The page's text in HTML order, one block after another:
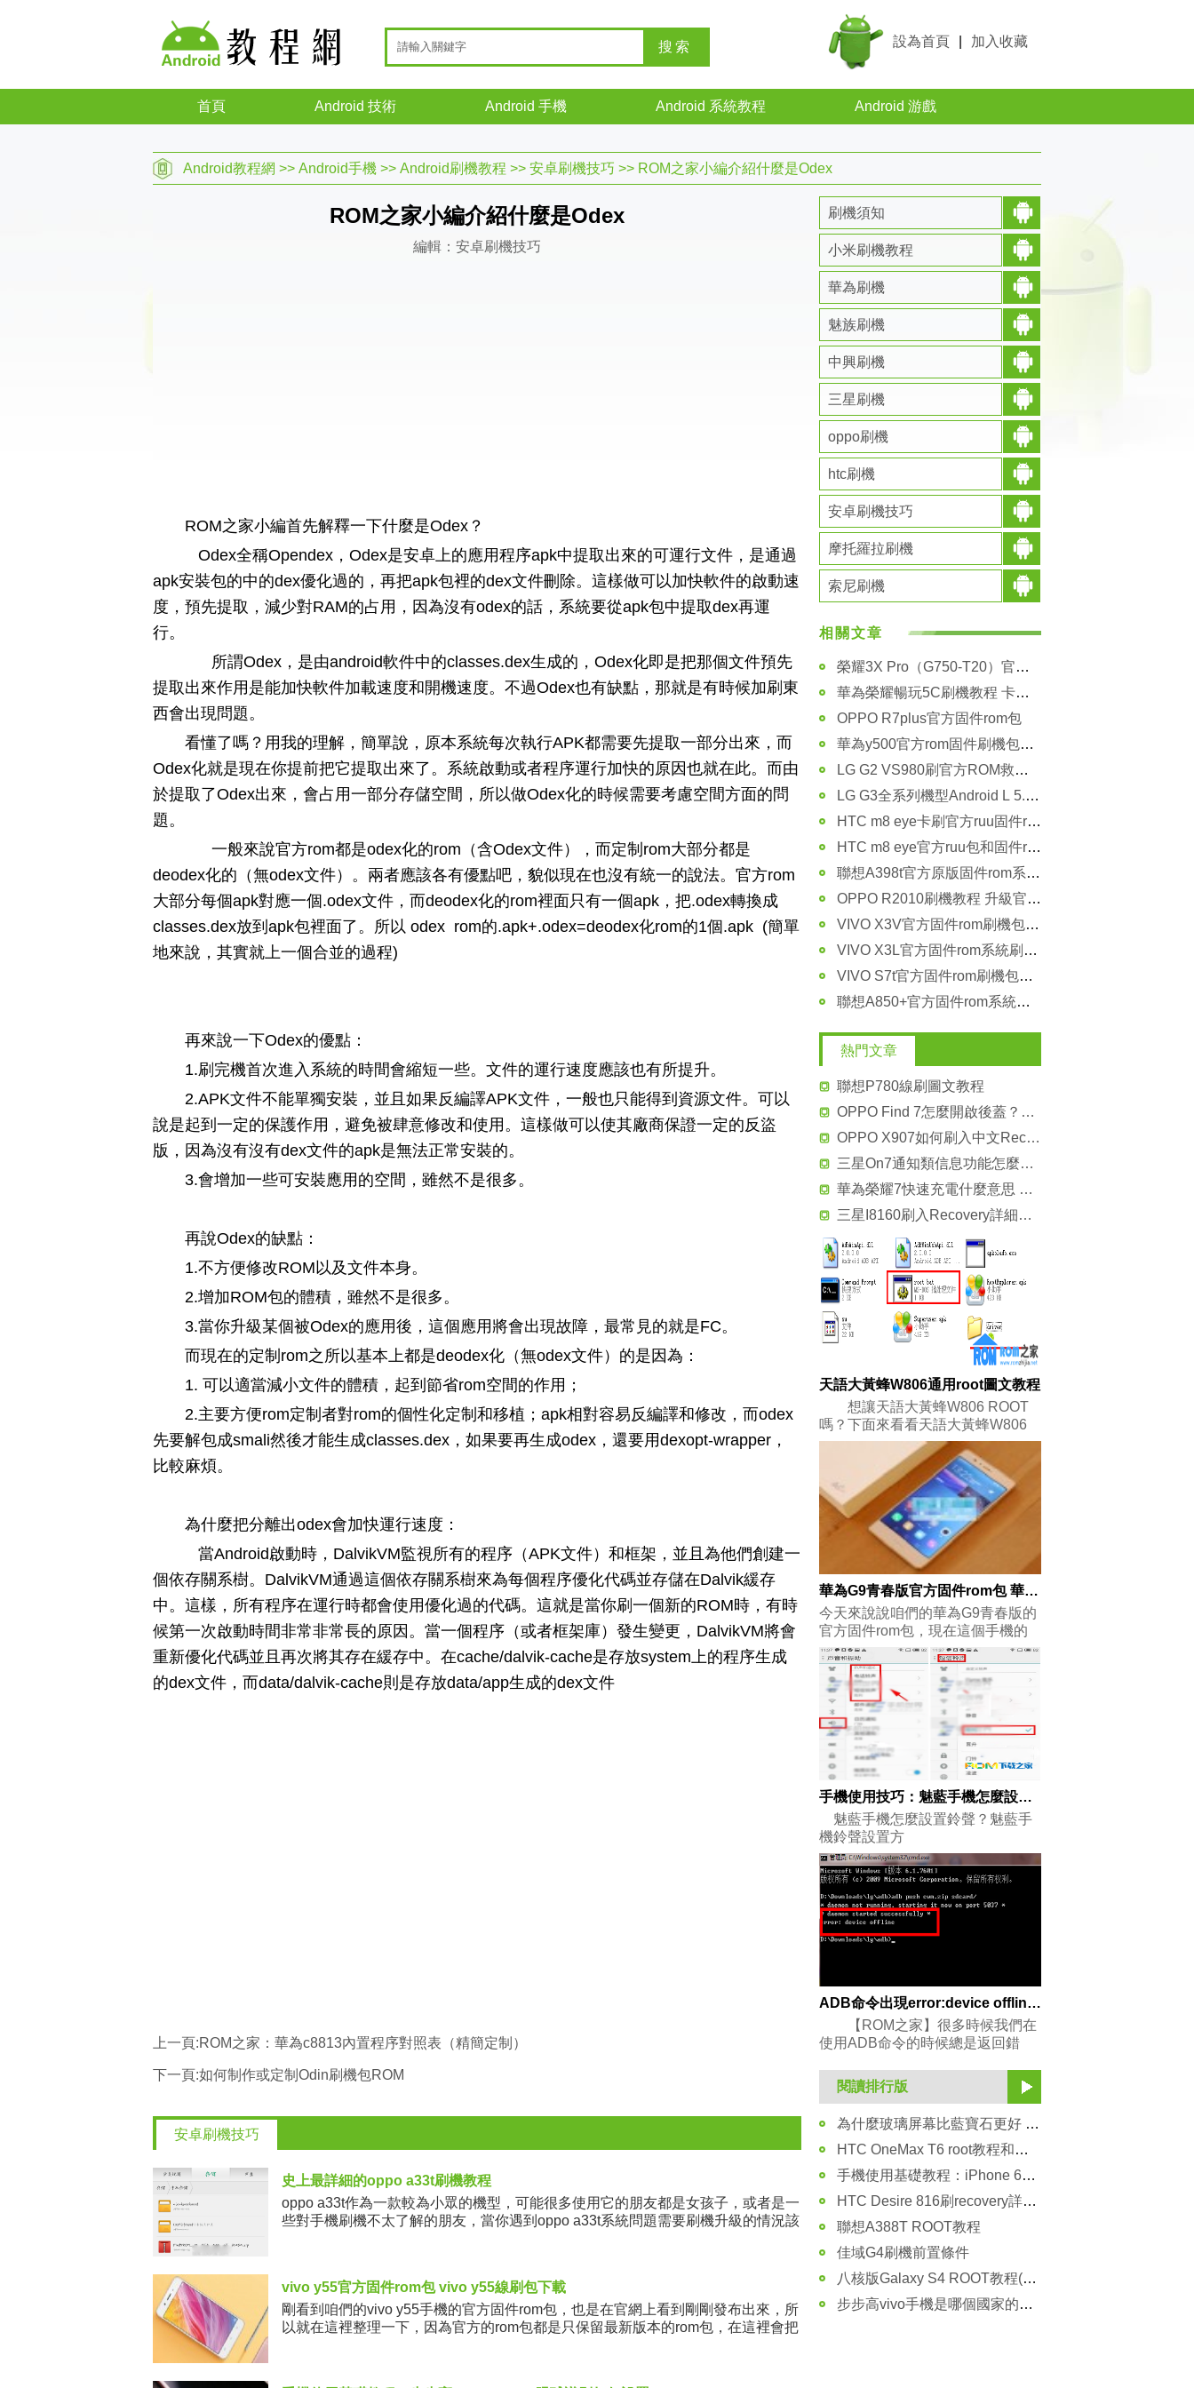
設為首頁 加入收藏
首頁 Android 技術 Android 手機 Android 系統教程 Android 游戲
Android教程網 >> Android手機 >> Android刷機教程 >> 安卓刷機技巧 >> ROM之家小編介紹什麼是Odex
ROM之家小編介紹什麼是Odex
編輯：安卓刷機技巧
ROM之家小編首先解釋一下什麼是Odex？
Odex全稱Opendex，Odex是安卓上的應用程序apk中提取出來的可運行文件，是通過
apk安裝包的中的dex優化過的，再把apk包裡的dex文件刪除。這樣做可以加快軟件的啟動速
度，預先提取，減少對RAM的占用，因為沒有odex的話，系統要從apk包中提取dex再運
行。
所謂Odex，是由android軟件中的classes.dex生成的，Odex化即是把那個文件預先
提取出來作用是能加快軟件加載速度和開機速度。不過Odex也有缺點，那就是有時候加刷東
西會出現問題。
看懂了嗎？用我的理解，簡單說，原本系統每次執行APK都需要先提取一部分出來，而
Odex化就是現在你提前把它提取出來了。系統啟動或者程序運行加快的原因也就在此。而由
於提取了Odex出來，會占用一部分存儲空間，所以做Odex化的時候需要考慮空間方面的問
題。
一般來說官方rom都是odex化的rom（含Odex文件），而定制rom大部分都是
deodex化的（無odex文件）。兩者應該各有優點吧，貌似現在也沒有統一的說法。官方rom
大部分每個apk對應一個.odex文件，而deodex化的rom裡面只有一個apk，把.odex轉換成
classes.dex放到apk包裡面了。所以 odex rom的.apk+.odex=deodex化rom的1個.apk (簡單
地來說，其實就上一個合並的過程)
再來說一下Odex的優點：
1.刷完機首次進入系統的時間會縮短一些。文件的運行速度應該也有所提升。
2.APK文件不能單獨安裝，並且如果反編譯APK文件，一般也只能得到資源文件。可以
說是起到一定的保護作用，避免被肆意修改和使用。這樣做可以使其廠商保證一定的反盜
版，因為沒有沒有dex文件的apk是無法正常安裝的。
3.會增加一些可安裝應用的空間，雖然不是很多。
再說Odex的缺點：
1.不方便修改ROM以及文件本身。
2.增加ROM包的體積，雖然不是很多。
3.當你升級某個被Odex的應用後，這個應用將會出現故障，最常見的就是FC。
而現在的定制rom之所以基本上都是deodex化（無odex文件）的是因為：
1. 可以適當減小文件的體積，起到節省rom空間的作用；
2.主要方便rom定制者對rom的個性化定制和移植；apk相對容易反編譯和修改，而odex
先要解包成smali然後才能生成classes.dex，如果要再生成odex，還要用dexopt-wrapper，
比較麻煩。
為什麼把分離出odex會加快運行速度：
當Android啟動時，DalvikVM監視所有的程序（APK文件）和框架，並且為他們創建一
個依存關系樹。DalvikVM通過這個依存關系樹來為每個程序優化代碼並存儲在Dalvik緩存
中。這樣，所有程序在運行時都會使用優化過的代碼。這就是當你刷一個新的ROM時，有時
候第一次啟動時間非常非常長的原因。當一個程序（或者框架庫）發生變更，DalvikVM將會
重新優化代碼並且再次將其存在緩存中。在cache/dalvik-cache是存放system上的程序生成
的dex文件，而data/dalvik-cache則是存放data/app生成的dex文件
上一頁:ROM之家：華為c8813內置程序對照表（精簡定制）
下一頁:如何制作或定制Odin刷機包ROM
安卓刷機技巧
史上最詳細的oppo a33t刷機教程
oppo a33t作為一款較為小眾的機型，可能很多使用它的朋友都是女孩子，或者是一
些對手機刷機不太了解的朋友，當你遇到oppo a33t系統問題需要刷機升級的情況該
vivo y55官方固件rom包 vivo y55線刷包下載
剛看到咱們的vivo y55手機的官方固件rom包，也是在官網上看到剛剛發布出來，所
以就在這裡整理一下，因為官方的rom包都是只保留最新版本的rom包，在這裡會把
刷機須知
小米刷機教程
華為刷機
魅族刷機
中興刷機
三星刷機
oppo刷機
htc刷機
安卓刷機技巧
摩托羅拉刷機
索尼刷機
相關文章
榮耀3X Pro（G750-T20）官方刷機教程
華為榮耀暢玩5C刷機教程 卡刷第三方ROM教程
OPPO R7plus官方固件rom包
華為y500官方rom固件刷機包下載
LG G2 VS980刷官方ROM救磚線刷教程
LG G3全系列機型Android L 5.0升級刷機教程
HTC m8 eye卡刷官方ruu固件rom包刷機教程
HTC m8 eye官方ruu包和固件rom包下載
聯想A398t官方原版固件rom系統刷機包
OPPO R2010刷機教程 升級官方固件rom包
VIVO X3V官方固件rom刷機包下載 全量升級包
VIVO X3L官方固件rom系統刷機包 可升級用
VIVO S7t官方固件rom刷機包下載 可升級用
聯想A850+官方固件rom系統刷機包下載
熱門文章
聯想P780線刷圖文教程
OPPO Find 7怎麼開啟後蓋？OPPO Find 7後蓋開啟方法
OPPO X907如何刷入中文Recovery的詳細教程
三星On7通知類信息功能怎麼使用？在哪裡設置開啟？
華為榮耀7快速充電什麼意思 關閉教程分享
三星I8160刷入Recovery詳細圖文教程
天語大黃蜂W806通用root圖文教程
想讓天語大黃蜂W806 ROOT
嗎？下面來看看天語大黃蜂W806
華為G9青春版官方固件rom包 華為G9刷機包_升級包下載
今天來說說咱們的華為G9青春版的
官方固件rom包，現在這個手機的
固件包也
手機使用技巧：魅藍手機怎麼設置鈴聲？
魅藍手機怎麼設置鈴聲？魅藍手
機鈴聲設置方
ADB命令出現error:device offline怎麼辦？
【ROM之家】很多時候我們在
使用ADB命令的時候總是返回錯
閱讀排行版
為什麼玻璃屏幕比藍寶石更好 秘密在這裡！
HTC OneMax T6 root教程和方法（圖文）
手機使用基礎教程：iPhone 6s Plus呼叫等待怎麼設置 在哪裡開啟？
HTC Desire 816刷recovery詳細圖文教程
聯想A388T ROOT教程
佳域G4刷機前置條件
八核版Galaxy S4 ROOT教程(除定制機外均適用)
步步高vivo手機是哪個國家的品牌？好不好用？